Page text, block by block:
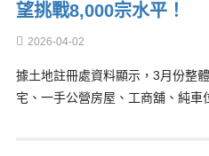
望挑戰8,000宗水平！
2026-04-02
據土地註冊處資料顯示，3月份整
宅、一手公營房屋、工商舖、純